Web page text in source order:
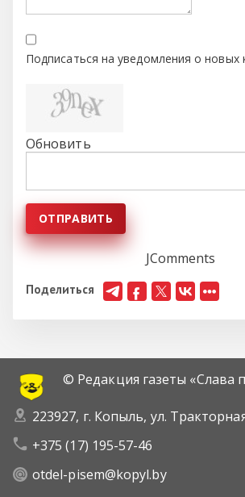
Подписаться на уведомления о новых
Обновить
ОТПРАВИТЬ
JComments
Поделиться
© Редакция газеты «Слава
223927, г. Копыль, ул.
+375 (17) 195-57-46
otdel-pisem@kopyl.by